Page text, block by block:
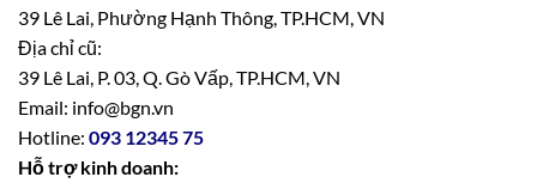
39 Lê Lai, Phường Hạnh Thông, TP.HCM, VN
Địa chỉ cũ:
39 Lê Lai, P. 03, Q. Gò Vấp, TP.HCM, VN
Email: info@bgn.vn
Hotline: 093 12345 75
Hỗ trợ kinh doanh: